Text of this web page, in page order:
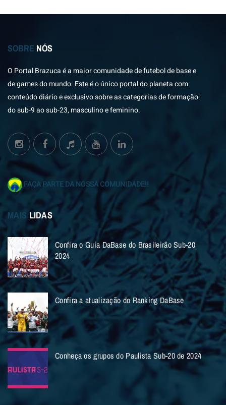
SOBRE NÓS
O Portal Brazuca é a maior comunidade de futebol de base e
de games do mundo. Este é o único portal do planeta com
conteúdo diário e exclusivo sobre as categorias de formação:
do sub-9 ao sub-23, masculino e feminino.
FAÇA PARTE DA NOSSA COMUNIDADE!!
MAIS LIDAS
Confira o Guia DaBase do Brasileirão Sub-20
2024
Confira a atualização do Ranking DaBase
Conheça os grupos do Paulista Sub-20 de 2024